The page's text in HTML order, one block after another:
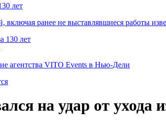
лет
ранее не выставлявшиеся работы
агентства VITO Events в Нью-Дели
на удар от ухода